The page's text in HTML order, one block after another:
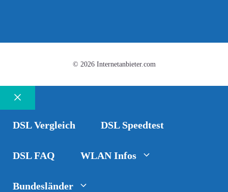
© 2026 Internetanbieter.com
Schließen
DSL Vergleich DSL Speedtest
DSL FAQ WLAN Infos
Bundesländer